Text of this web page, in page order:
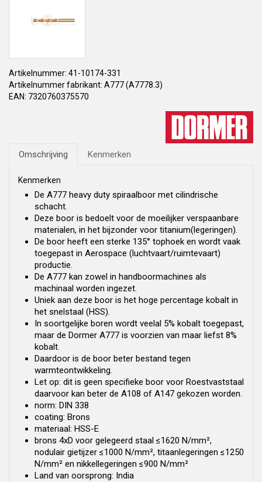
Artikelnummer: 41-10174-331
Artikelnummer fabrikant: A777 (A7778.3)
EAN: 7320760375570
Omschrijving Kenmerken
Kenmerken
De A777 heavy duty spiraalboor met cilindrische
schacht.
Deze boor is bedoelt voor de moeilijker verspaanbare
materialen, in het bijzonder voor titanium(legeringen).
De boor heeft een sterke 135° tophoek en wordt vaak
toegepast in Aerospace (luchtvaart/ruimtevaart)
productie.
De A777 kan zowel in handboormachines als
machinaal worden ingezet.
Uniek aan deze boor is het hoge percentage kobalt in
het snelstaal (HSS).
In soortgelijke boren wordt veelal 5% kobalt toegepast,
maar de Dormer A777 is voorzien van maar liefst 8%
kobalt.
Daardoor is de boor beter bestand tegen
warmteontwikkeling.
Let op: dit is geen specifieke boor voor Roestvaststaal
daarvoor kan beter de A108 of A147 gekozen worden.
norm: DIN 338
coating: Brons
materiaal: HSS-E
brons 4xD voor gelegeerd staal ≤1620 N/mm²,
nodulair gietijzer ≤1000 N/mm², titaanlegeringen ≤1250
N/mm² en nikkellegeringen ≤900 N/mm²
Land van oorsprong: India